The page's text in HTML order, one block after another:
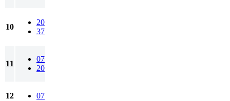
10
20
37
11
07
20
12 07